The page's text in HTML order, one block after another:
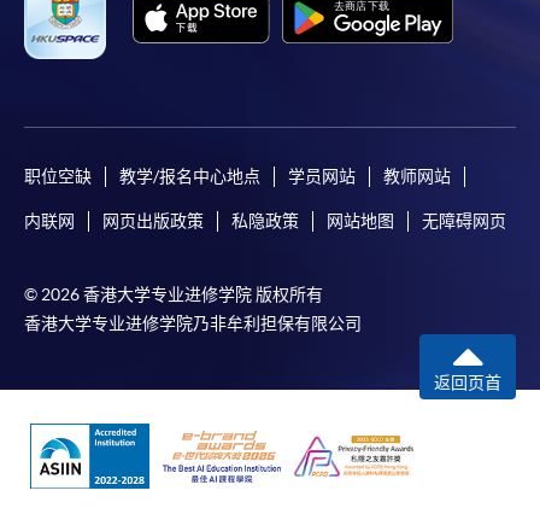
职位空缺 教学/报名中心地点 学员网站 教师网站
内联网 网页出版政策 私隐政策 网站地图 无障碍网页
© 2026 香港大学专业进修学院 版权所有
香港大学专业进修学院乃非牟利担保有限公司
返回页首